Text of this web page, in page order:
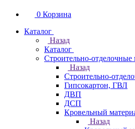
0 Корзина
Каталог
Назад
Каталог
Строительно-отделочные
Назад
Строительно-
Гипсокартон, ГВЛ
ДВП
ДСП
Кровельный
Назад